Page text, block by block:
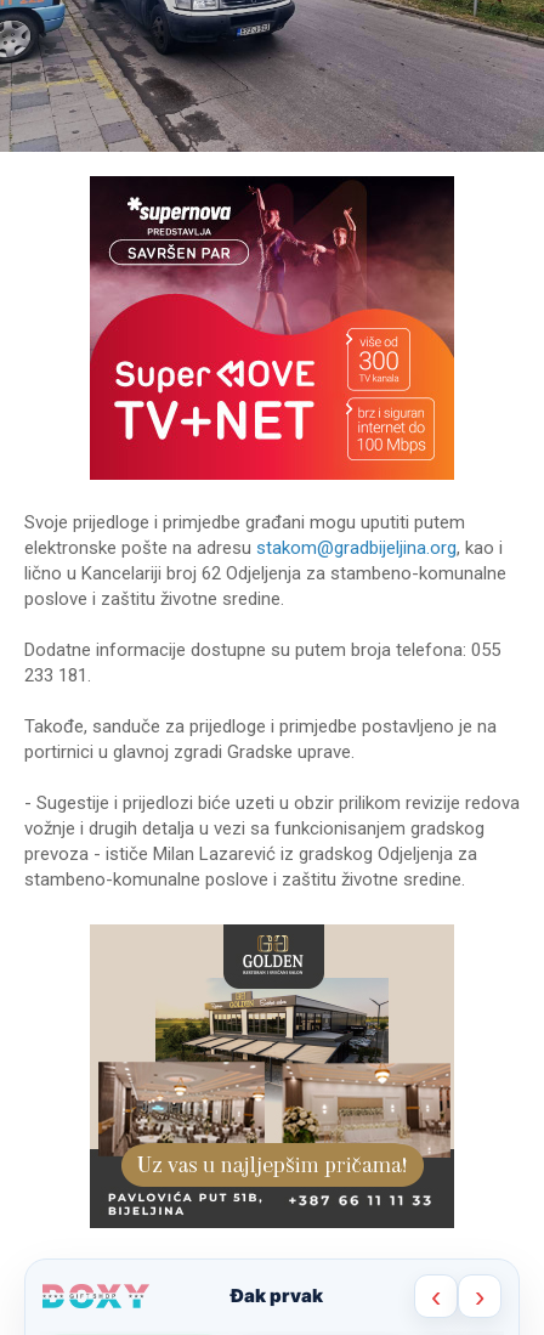
Svoje prijedloge i primjedbe građani mogu uputiti putem
elektronske pošte na adresu stakom@gradbijeljina.org, kao i
lično u Kancelariji broj 62 Odjeljenja za stambeno-komunalne
poslove i zaštitu životne sredine.
Dodatne informacije dostupne su putem broja telefona: 055
233 181.
Takođe, sanduče za prijedloge i primjedbe postavljeno je na
portirnici u glavnoj zgradi Gradske uprave.
- Sugestije i prijedlozi biće uzeti u obzir prilikom revizije redova
vožnje i drugih detalja u vezi sa funkcionisanjem gradskog
prevoza - ističe Milan Lazarević iz gradskog Odjeljenja za
stambeno-komunalne poslove i zaštitu životne sredine.